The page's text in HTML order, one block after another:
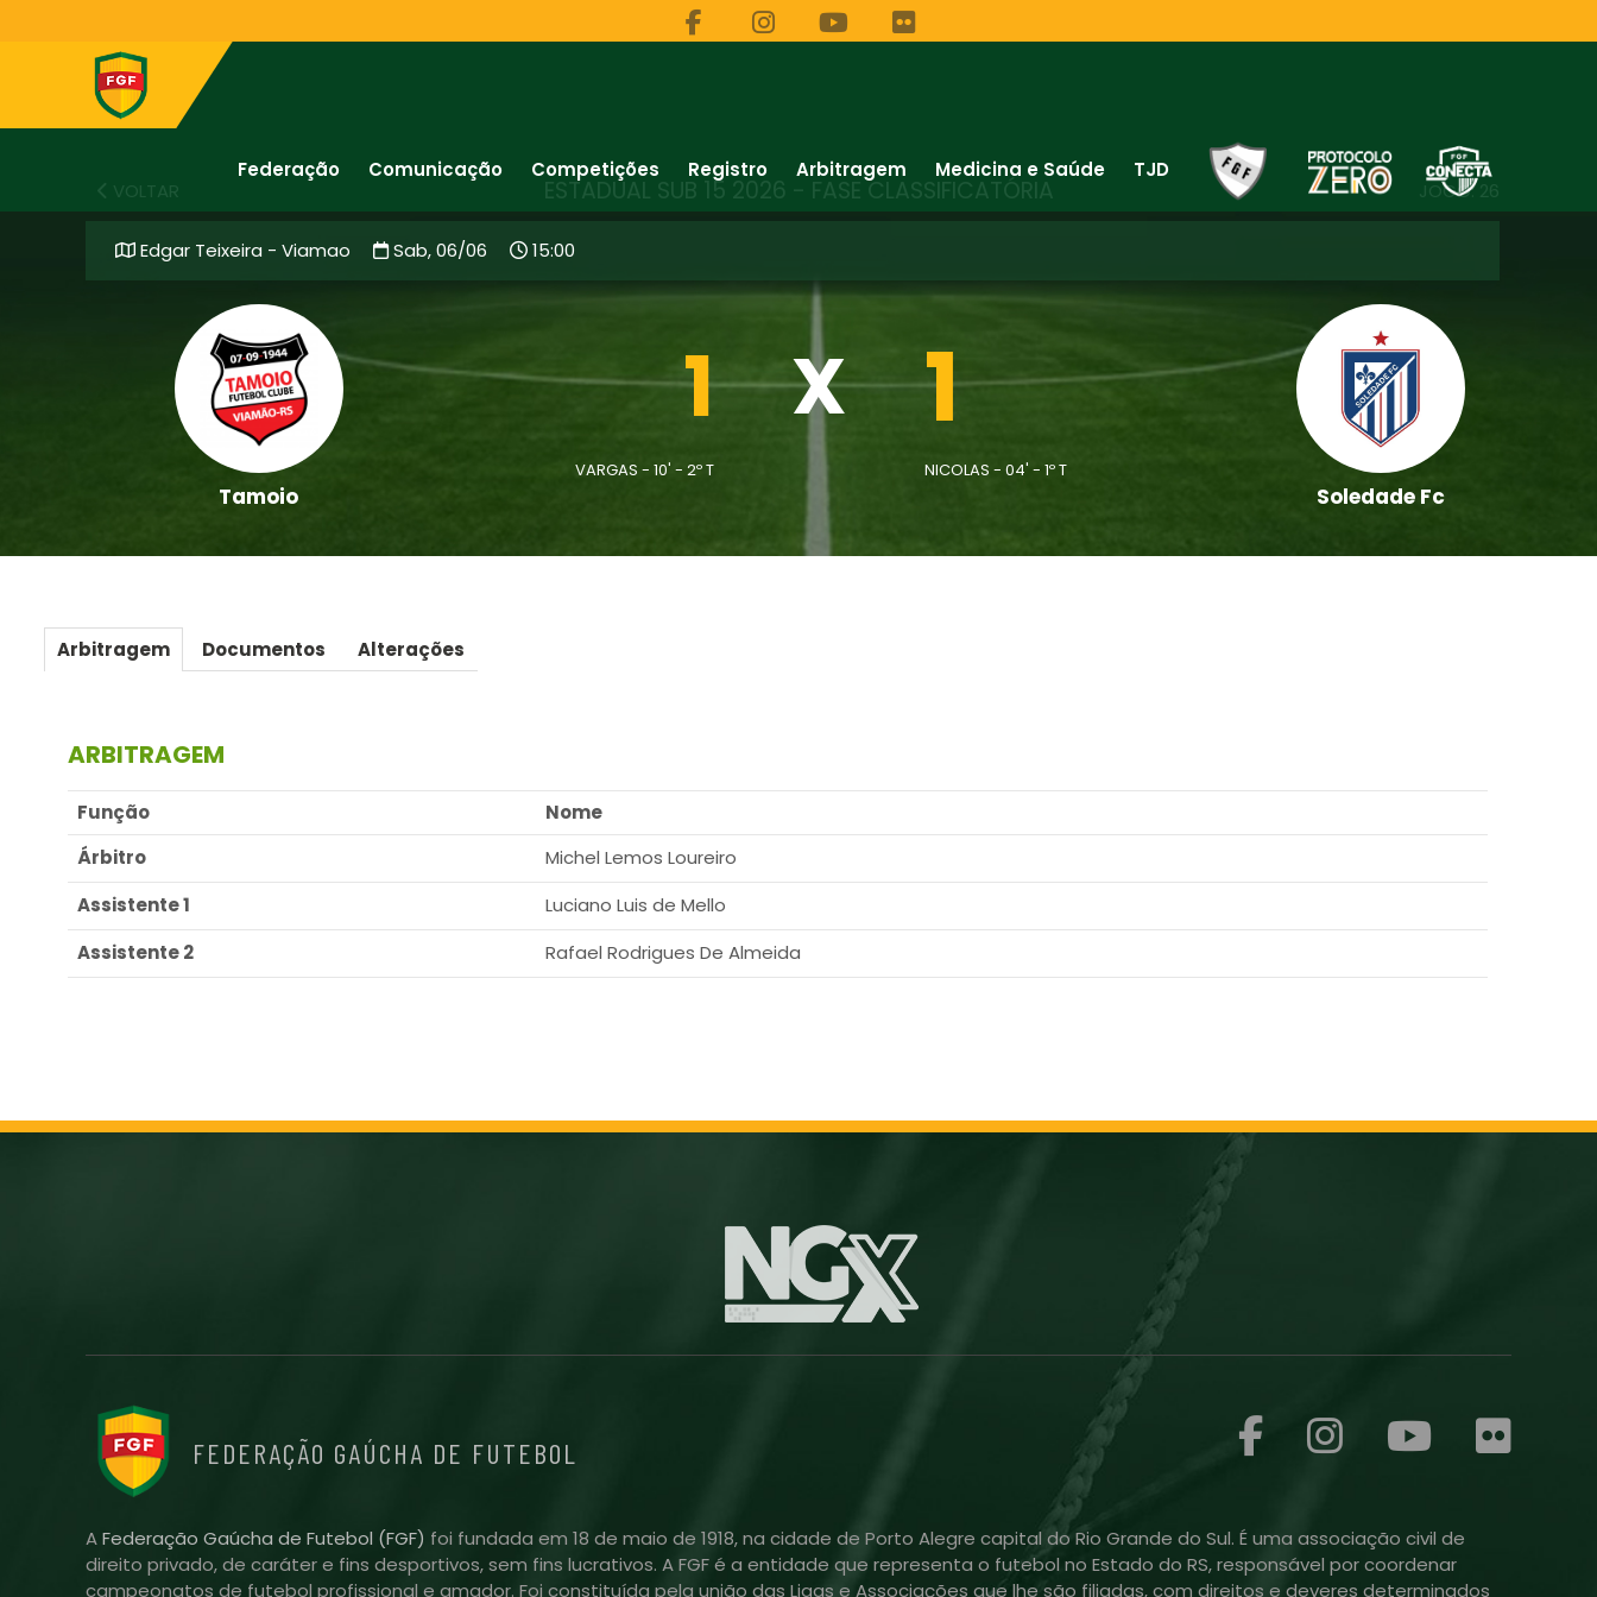
Federação Comunicação Competições Registro Arbitragem Medicina e Saúde
TJD
VOLTAR
ESTADUAL SUB 15 2026 - FASE CLASSIFICATÓRIA JOGO: 26
Edgar Teixeira - Viamao Sab, 06/06 15:00
Tamoio
1
VARGAS - 10' - 2º T
X 1
NICOLAS - 04' - 1º T
Soledade Fc
Arbitragem Documentos Alterações
ARBITRAGEM
Função
Nome
Árbitro
Michel Lemos Loureiro
Assistente 1
Luciano Luis de Mello
Assistente 2
Rafael Rodrigues De Almeida
FEDERAÇÃO GAÚCHA DE FUTEBOL
AFederação Gaúcha de Futebol (FGF) foi fundada em 18 de maio de 1918, na cidade de Porto Alegre capital do Rio Grande do Sul. É uma associação civil de
direito privado, de caráter e fins desportivos, sem fins lucrativos. A FGF é a entidade que representa o futebol no Estado do RS, responsável por coordenar
campeonatos de futebol profissional e amador. Foi constituída pela união das Ligas e Associações que lhe são filiadas, com direitos e deveres determinados